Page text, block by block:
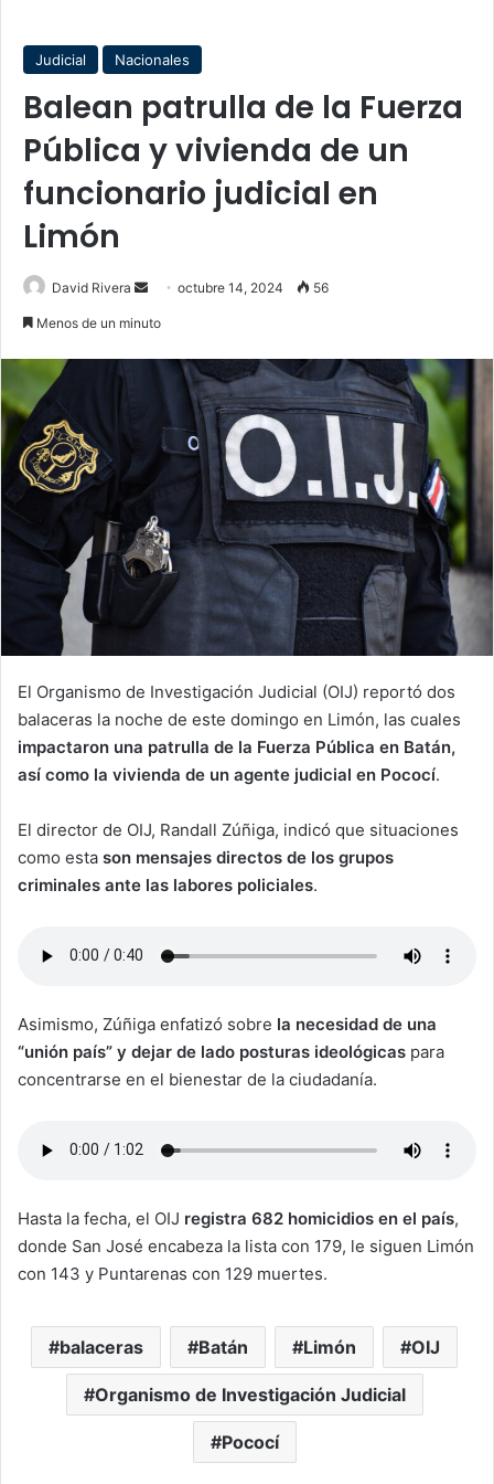
Judicial Nacionales
Balean patrulla de la Fuerza
Pública y vivienda de un
funcionario judicial en
Limón
David Rivera
Sendoctubre 14, 2024 56
Menos de un minuto
El Organismo de Investigación Judicial (OIJ) reportó dos
balaceras la noche de este domingo en Limón, las cuales
impactaron una patrulla de la Fuerza Pública en Batán,
así como la vivienda de un agente judicial en Pococí.
El director de OIJ, Randall Zúñiga, indicó que situaciones
como esta son mensajes directos de los grupos
criminales ante las labores policiales.
Asimismo, Zúñiga enfatizó sobre la necesidad de una
“unión país” y dejar de lado posturas ideológicas para
concentrarse en el bienestar de la ciudadanía.
Hasta la fecha, el OIJ registra 682 homicidios en el país,
donde San José encabeza la lista con 179, le siguen Limón
con 143 y Puntarenas con 129 muertes.
balaceras Batán Limón OIJ
Organismo de Investigación Judicial
Pococí